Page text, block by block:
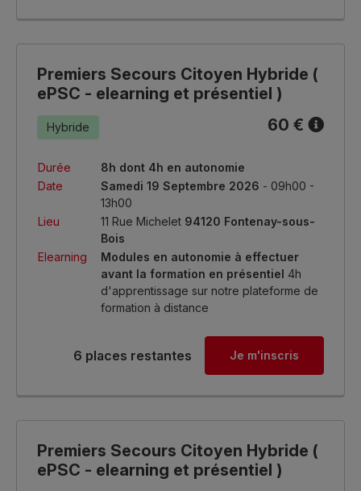
Premiers Secours Citoyen Hybride (
ePSC - elearning et présentiel )
Hybride 60 €
Durée
8h dont 4h en autonomie
Date
Samedi 19 Septembre 2026 - 09h00 -
13h00
Lieu
11 Rue Michelet 94120 Fontenay-sous-
Bois
Elearning
Modules en autonomie à effectuer
avant la formation en présentiel 4h
d'apprentissage sur notre plateforme de
formation à distance
6 places restantes Je m'inscris
Premiers Secours Citoyen Hybride (
ePSC - elearning et présentiel )